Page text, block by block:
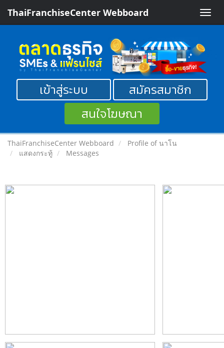
Toggle
ThaiFranchiseCenter Webboard
เข้าสู่ระบบ
สมัครสมาชิก
สนใจโฆษณา
ThaiFranchiseCenter Webboard
Profile of นาโน
แสดงกระทู้
Messages